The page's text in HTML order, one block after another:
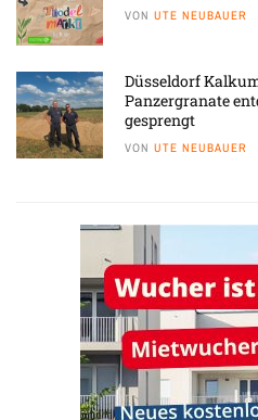
VON UTE NEUBAUER
Düsseldorf
Panzergranate
gesprengt
VON UTE NEUBAUER